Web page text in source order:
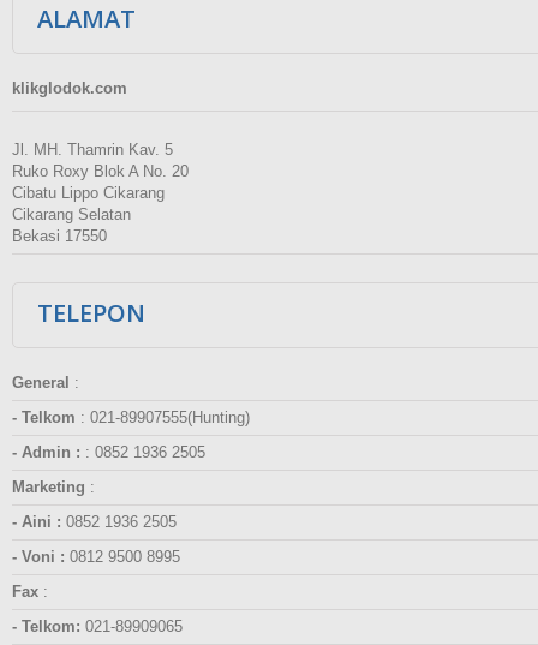
ALAMAT
klikglodok.com
Jl. MH. Thamrin Kav. 5
Ruko Roxy Blok A No. 20
Cibatu Lippo Cikarang
Cikarang Selatan
Bekasi 17550
TELEPON
General :
- Telkom : 021-89907555(Hunting)
- Admin : : 0852 1936 2505
Marketing :
- Aini : 0852 1936 2505
- Voni : 0812 9500 8995
Fax :
- Telkom: 021-89909065